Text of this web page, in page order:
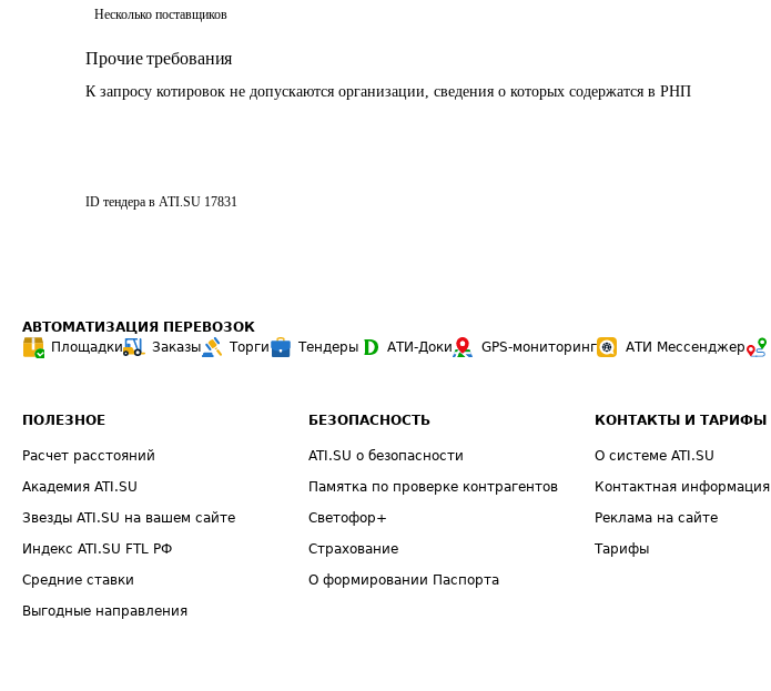
Несколько поставщиков
Прочие требования
К запросу котировок не допускаются организации, сведения о которых содержатся в РНП
ID тендера в ATI.SU 17831
АВТОМАТИЗАЦИЯ ПЕРЕВОЗОК
Площадки
Заказы Торги Тендеры АТИ-Доки GPS-мониторинг АТИ Мессенджер
ПОЛЕЗНОЕ
Расчет расстояний
Академия ATI.SU
Звезды ATI.SU на вашем сайте
Индекс ATI.SU FTL РФ
Средние ставки
Выгодные направления
БЕЗОПАСНОСТЬ
ATI.SU о безопасности
Памятка по проверке контрагентов
Светофор+
Страхование
О формировании Паспорта
КОНТАКТЫ И ТАРИФЫ
О системе ATI.SU
Контактная информация
Реклама на сайте
Тарифы